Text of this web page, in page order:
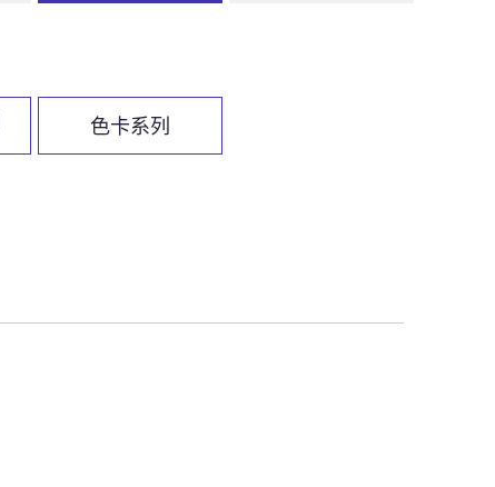
色卡系列